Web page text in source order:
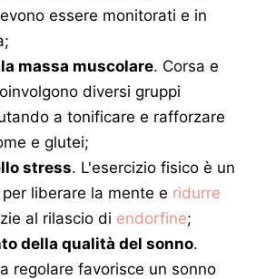
essere monitorati e in
massa muscolare. Corsa e
diversi gruppi
a tonificare e rafforzare
e glutei;
stress. L'esercizio fisico è un
liberare la mente e ridurre
al rilascio di endorfine;
della qualità del sonno.
regolare favorisce un sonno